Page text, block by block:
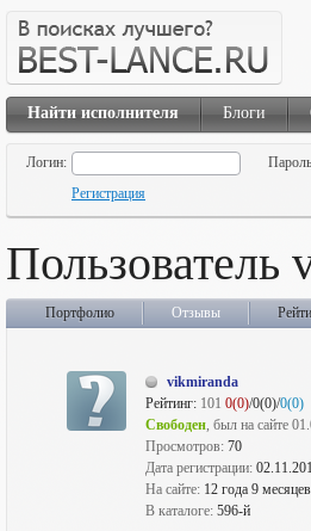
Найти исполнителя Блоги
Логин:
Регистрация
Пользователь
Портфолио Отзывы
vikmiranda
Рейтинг: 101 0(0)/0(0)/0(0)
Свободен, был на сайте
Просмотров: 70
Дата регистрации:
На сайте: 12 года 9
В каталоге: 596-й